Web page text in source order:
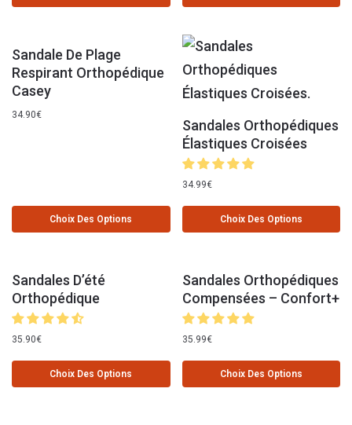
Sandale De Plage
Respirant Orthopédique
Casey
34.90€
Choix Des Options
Sandales Orthopédiques
Élastiques Croisées
34.99€
Choix Des Options
Sandales D’été
Orthopédique
35.90€
Choix Des Options
Sandales Orthopédiques
Compensées – Confort+
35.99€
Choix Des Options